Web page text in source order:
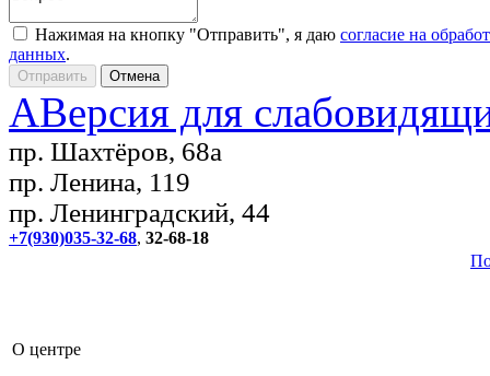
Нажимая на кнопку "Отправить", я даю согласие на
данных.
AВерсия для
пр. Шахтёров, 68а
пр. Ленина, 119
пр. Ленинградский, 44
+7(930)035-32-68, 32-68-18
О центре